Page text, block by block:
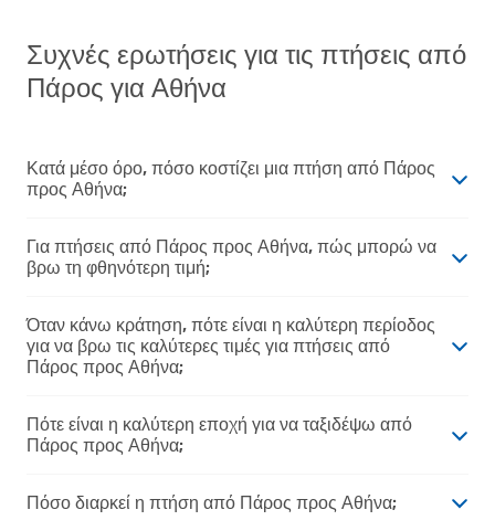
Συχνές ερωτήσεις για τις πτήσεις από
Πάρος για Αθήνα
Κατά μέσο όρο, πόσο κοστίζει μια πτήση από Πάρος
προς Αθήνα;
Για πτήσεις από Πάρος προς Αθήνα, πώς μπορώ να
βρω τη φθηνότερη τιμή;
Όταν κάνω κράτηση, πότε είναι η καλύτερη περίοδος
για να βρω τις καλύτερες τιμές για πτήσεις από
Πάρος προς Αθήνα;
Πότε είναι η καλύτερη εποχή για να ταξιδέψω από
Πάρος προς Αθήνα;
Πόσο διαρκεί η πτήση από Πάρος προς Αθήνα;